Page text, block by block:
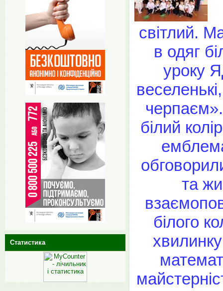
світлий.
в одяг
уроку
білий
та
білого
Статистика